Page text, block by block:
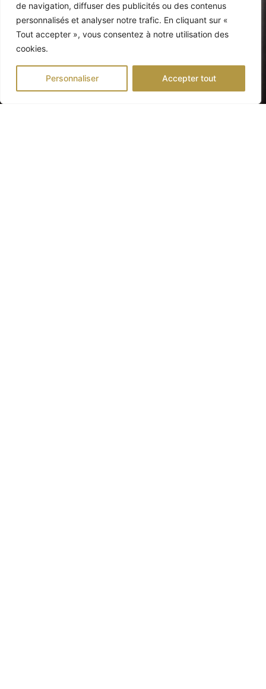
de navigation, diffuser des publicités ou des contenus
personnalisés et analyser notre trafic. En cliquant sur «
Tout accepter », vous consentez à notre utilisation des
cookies.
Personnaliser Accepter tout